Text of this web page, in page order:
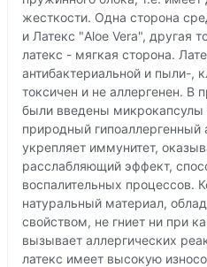
жесткости. Одна сторона
и Латекс "Aloe Vera", другая
латекс - мягкая сторона.
антибактериальной и пыли-,
токсичен и не аллергенен. В
были введены
природный гипоаллергенный
укрепляет иммунитет,
расслабляющий эффект,
воспалительных процессов.
натуральный материал,
свойством, не гниет ни при
вызывает аллергических
латекс имеет высокую